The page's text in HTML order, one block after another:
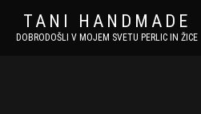
TANI HANDMADE
DOBRODOŠLI V MOJEM SVETU PERLIC IN ŽICE